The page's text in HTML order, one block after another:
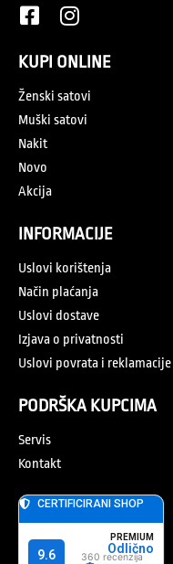
KUPI ONLINE
Ženski satovi
Muški satovi
Nakit
Novo
Akcija
INFORMACIJE
Uslovi korištenja
Način plaćanja
Uslovi dostave
Izjava o privatnosti
Uslovi povrata i reklamacije
PODRŠKA KUPCIMA
Servis
Kontakt